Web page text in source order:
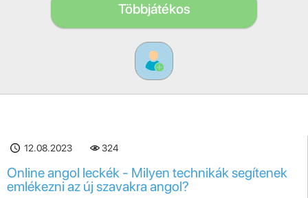
Többjátékos
12.08.2023 324
Online angol leckék - Milyen technikák segítenek
emlékezni az új szavakra angol?